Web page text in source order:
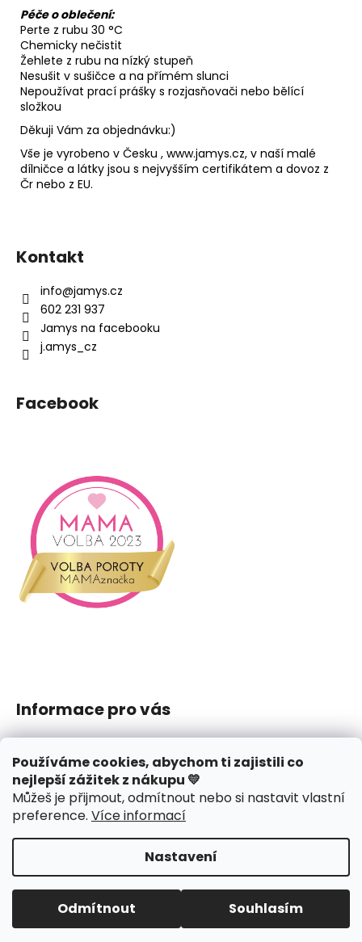
Používáme cookies, abychom ti zajistili co
nejlepší zážitek z nákupu 💛
Můžeš je přijmout, odmítnout nebo si nastavit vlastní
preference. Více informací
Nastavení
Odmítnout Souhlasím
Péče o oblečení:
Perte z rubu 30 °C
Chemicky nečistit
Žehlete z rubu na nízký stupeň
Nesušit v sušičce a na přímém slunci
Nepoužívat prací prášky s rozjasňovači nebo bělící
složkou
Děkuji Vám za objednávku:)
Vše je vyrobeno v Česku , www.jamys.cz, v naší malé
dílničce a látky jsou s nejvyšším certifikátem a dovoz z
Čr nebo z EU.
Kontakt
info@jamys.cz
602 231 937
Jamys na facebooku
j.amys_cz
Facebook
Informace pro vás
Jak nakupovat
Obchodní podmínky
Podmínky ochrany osobních údajů
Reklamace či vrácení
Hodnocení obchodu
Copyright 2026J.amys. Všechna práva vyhrazena.
Upravit nastavení cookies
Design webunechodom.cz